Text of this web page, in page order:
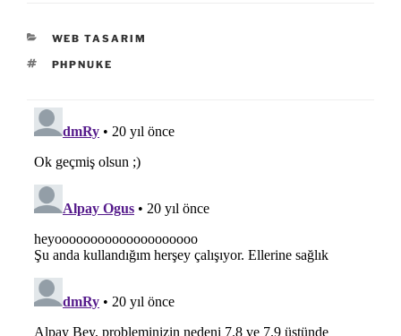
KATEGORILER
WEB TASARIM
ETIKETLER
PHPNUKE